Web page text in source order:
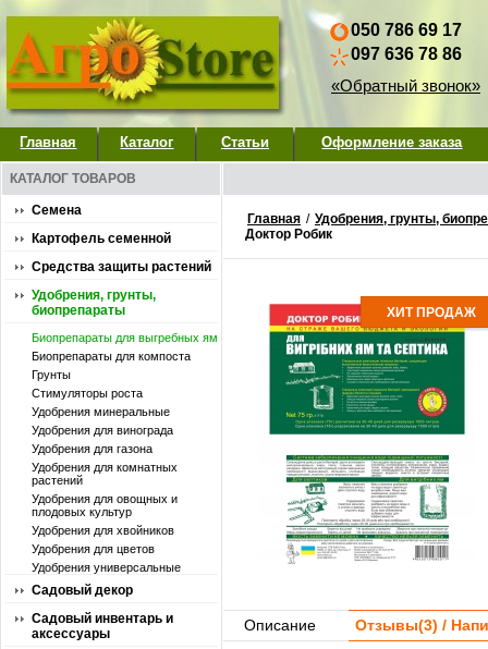
050 786 69 17
097 636 78 86
«Обратный звонок»
Главная Каталог Статьи Оформление заказа
КАТАЛОГ ТОВАРОВ
Семена
Картофель семенной
Средства защиты растений
Удобрения, грунты,
биопрепараты
Биопрепараты для выгребных ям
Биопрепараты для компоста
Грунты
Стимуляторы роста
Удобpения минеральные
Удобрения для винограда
Удобрения для газона
Удобрения для комнатных
растений
Удобрения для овощных и
плодовых культур
Удобрения для хвойников
Удобрения для цветов
Удобрения универсальные
Садовый декор
Садовый инвентарь и
аксессуары
Главная / Удобрения, грунты,
Доктор Робик
ХИТ ПРОДАЖ
Описание Отзывы(3) /